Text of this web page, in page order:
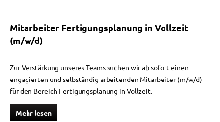
Mitarbeiter Fertigungsplanung in Vollzeit
(m/w/d)
Zur Verstärkung unseres Teams suchen wir ab sofort einen
engagierten und selbständig arbeitenden Mitarbeiter (m/w/d)
für den Bereich Fertigungsplanung in Vollzeit.
Mehr lesen